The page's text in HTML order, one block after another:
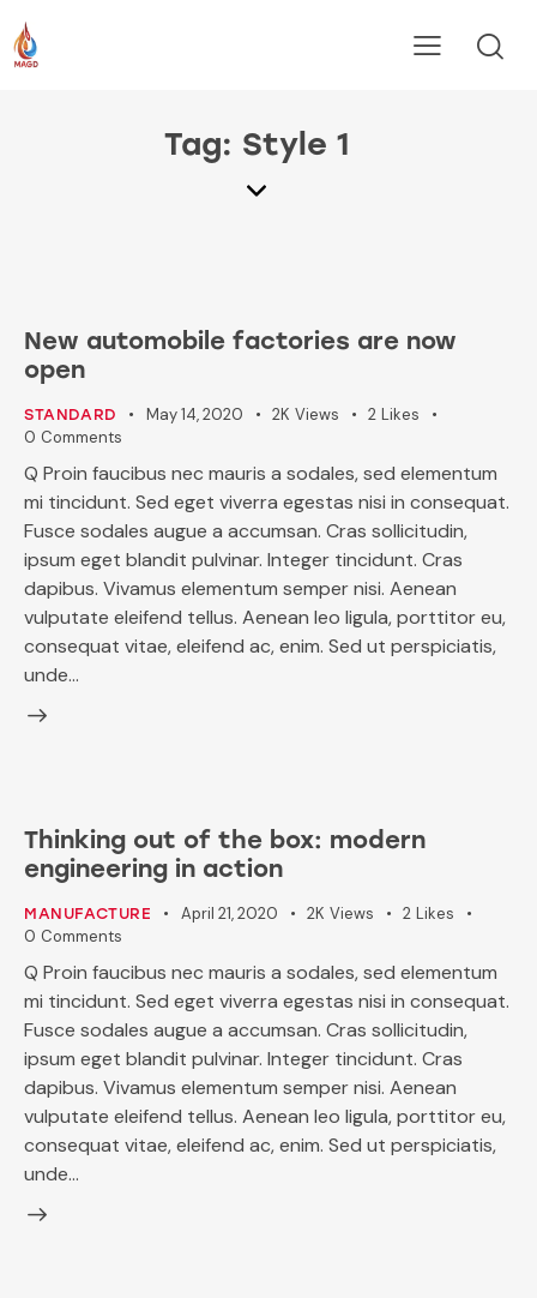
Tag: Style 1
New automobile factories are now
open
STANDARD May 14, 2020 2K Views 2 Likes
0 Comments
Q Proin faucibus nec mauris a sodales, sed elementum
mi tincidunt. Sed eget viverra egestas nisi in consequat.
Fusce sodales augue a accumsan. Cras sollicitudin,
ipsum eget blandit pulvinar. Integer tincidunt. Cras
dapibus. Vivamus elementum semper nisi. Aenean
vulputate eleifend tellus. Aenean leo ligula, porttitor eu,
consequat vitae, eleifend ac, enim. Sed ut perspiciatis,
unde…
Thinking out of the box: modern
engineering in action
MANUFACTURE April 21, 2020 2K Views 2 Likes
0 Comments
Q Proin faucibus nec mauris a sodales, sed elementum
mi tincidunt. Sed eget viverra egestas nisi in consequat.
Fusce sodales augue a accumsan. Cras sollicitudin,
ipsum eget blandit pulvinar. Integer tincidunt. Cras
dapibus. Vivamus elementum semper nisi. Aenean
vulputate eleifend tellus. Aenean leo ligula, porttitor eu,
consequat vitae, eleifend ac, enim. Sed ut perspiciatis,
unde…